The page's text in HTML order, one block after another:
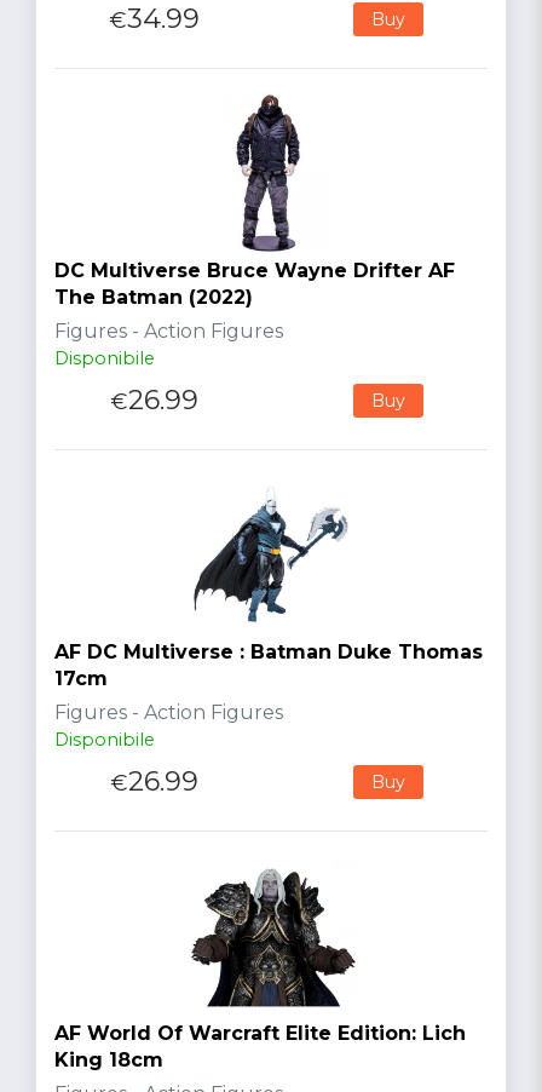
€34.99 Buy
DC Multiverse Bruce Wayne Drifter AF
The Batman (2022)
Figures - Action Figures
Disponibile
€26.99 Buy
AF DC Multiverse : Batman Duke Thomas
17cm
Figures - Action Figures
Disponibile
€26.99 Buy
AF World Of Warcraft Elite Edition: Lich
King 18cm